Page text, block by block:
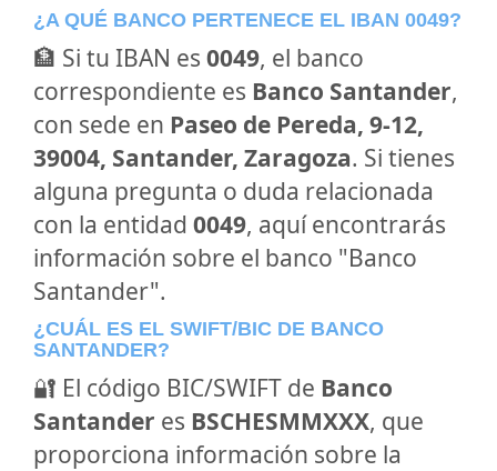
¿A QUÉ BANCO PERTENECE EL IBAN 0049?
🏦 Si tu IBAN es 0049, el banco
correspondiente es Banco Santander,
con sede en Paseo de Pereda, 9-12,
39004, Santander, Zaragoza. Si tienes
alguna pregunta o duda relacionada
con la entidad 0049, aquí encontrarás
información sobre el banco "Banco
Santander".
¿CUÁL ES EL SWIFT/BIC DE BANCO
SANTANDER?
🔐 El código BIC/SWIFT de Banco
Santander es BSCHESMMXXX, que
proporciona información sobre la